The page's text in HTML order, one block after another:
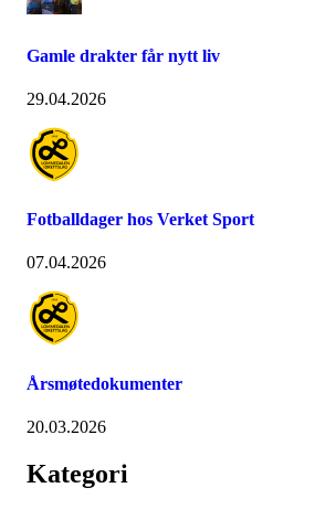
Gamle drakter får nytt liv
29.04.2026
Fotballdager hos Verket Sport
07.04.2026
Årsmøtedokumenter
20.03.2026
Kategori